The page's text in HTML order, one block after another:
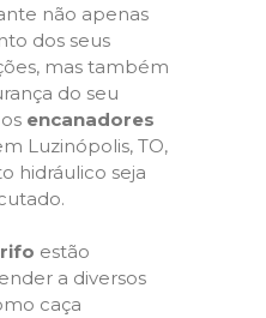
não apenas
dos seus
mas também
do seu
encanadores
Luzinópolis, TO,
hidráulico seja
estão
a diversos
caça